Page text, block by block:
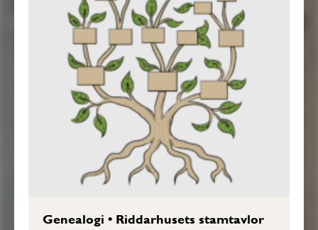
Genealogi • Riddarhusets stamtavlor